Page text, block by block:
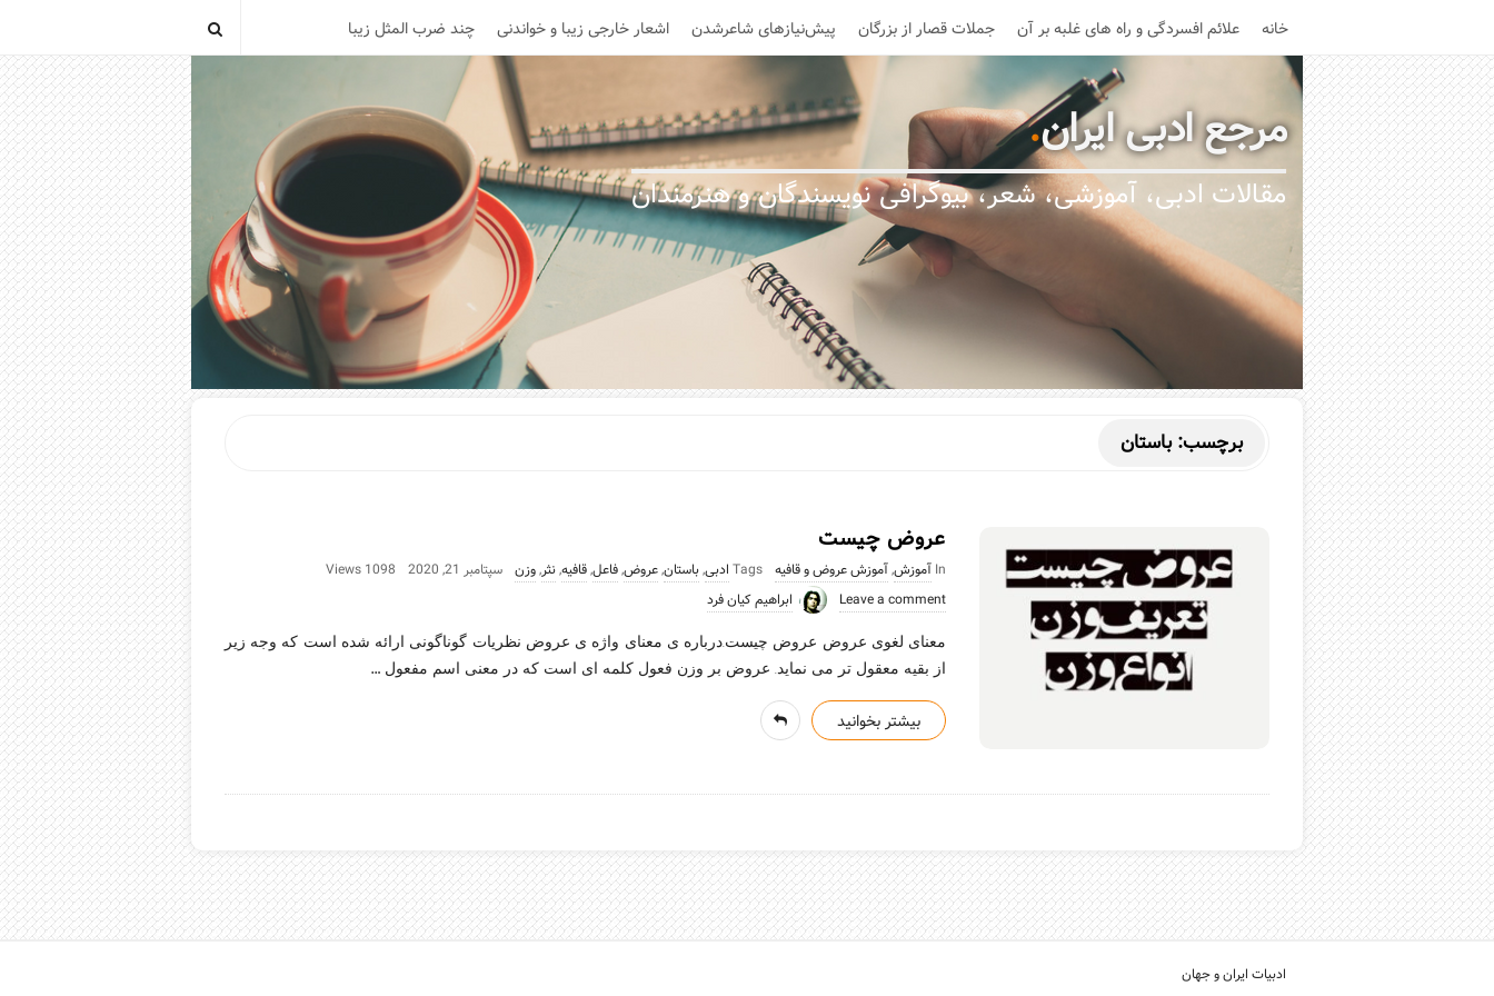
خانه علائم افسردگی و راه های غلبه بر آن جملات قصار از بزرگان پیش‌نیازهای شاعرشدن اشعار خارجی زیبا و خواندنی چند ضرب المثل زیبا
مرجع ادبی ایران.
مقالات ادبی، آموزشی، شعر، بیوگرافی نویسندگان و هنرمندان
برچسب:باستان
عروض چیست
In آموزش,آموزش عروض و قافیه Tags ادبی,باستان,عروض,فاعل,قافیه,نثر,وزن سپتامبر 21, 2020
1098 Views
Leave a comment
ابراهیم کیان فرد
معنای لغوی عروض عروض چیست.درباره ی معنای واژه ی عروض نظریات گوناگونی ارائه شده است که وجه زیر
از بقیه معقول تر می نماید. عروض بر وزن فعول کلمه ای است که در معنی اسم مفعول …
بیشتر بخوانید
ادبیات ایران و جهان